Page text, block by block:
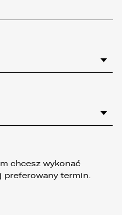
zautomatyzowany i nie